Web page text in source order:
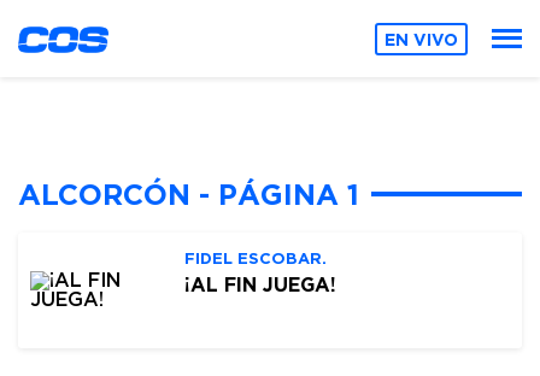
EN VIVO
ALCORCÓN - PÁGINA 1
FIDEL ESCOBAR.
¡AL FIN JUEGA!